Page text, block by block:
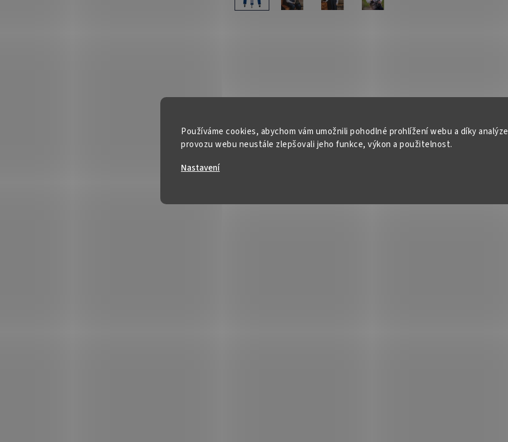
Používáme cookies, abychom vám umožnili pohodlné prohlížení webu a díky analýze
provozu webu neustále zlepšovali jeho funkce, výkon a použitelnost.
Nastavení